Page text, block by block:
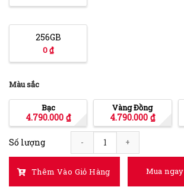
Màu sắc
Bạc
4.790.000 ₫
Vàng Đồng
4.790.000 ₫
256GB
0 ₫
Số lượng
iPhone XS 64GB 99% quantity
Thêm Vào Giỏ Hàng Mua ngay